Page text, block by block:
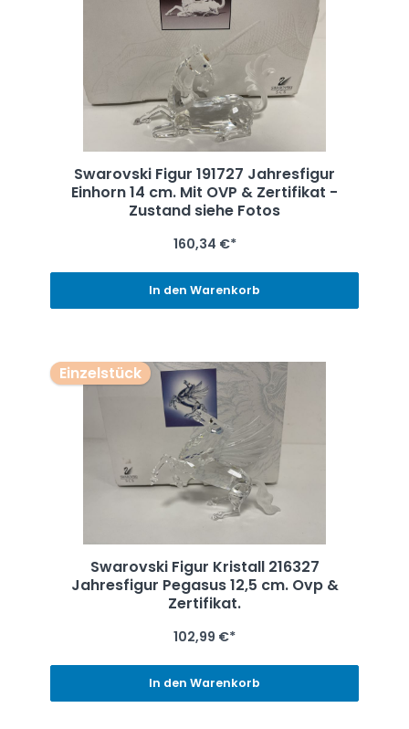
Swarovski Figur 191727 Jahresfigur
Einhorn 14 cm. Mit OVP & Zertifikat -
Zustand siehe Fotos
160,34 €*
In den Warenkorb
Einzelstück
Swarovski Figur Kristall 216327
Jahresfigur Pegasus 12,5 cm. Ovp &
Zertifikat.
102,99 €*
In den Warenkorb